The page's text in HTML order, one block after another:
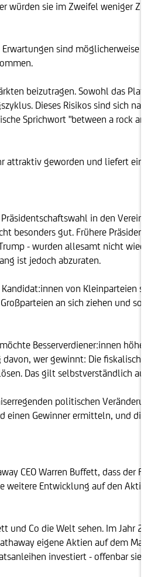
sie im Zweifel weniger
sind möglicherweise
beizutragen. Sowohl das
Dieses Risikos sind sich
Sprichwort "between a rock and
geworden und liefert eine
in den
gut. Frühere
- wurden allesamt nicht
ist jedoch abzuraten.
von Kleinparteien
an sich ziehen und so
Besserverdiener:innen höher
wer gewinnt: Die
Das gilt selbstverständlich
politischen
Gewinner ermitteln, und die
CEO Warren Buffett, dass der
Entwicklung auf den
Co die Welt sehen. Im Jahr
eigene Aktien auf dem
investiert - offenbar